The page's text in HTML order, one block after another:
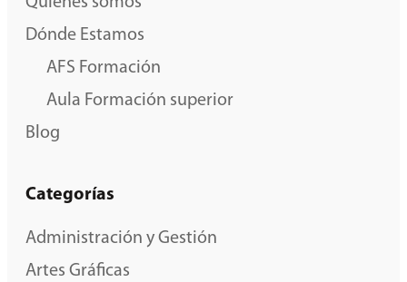
Dónde Estamos
AFS Formación
Aula Formación superior
Blog
Categorías
Administración y Gestión
Artes Gráficas